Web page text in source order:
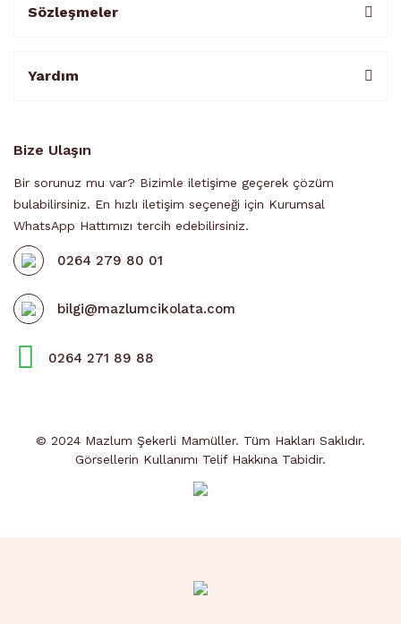
Sözleşmeler
Yardım
Bize Ulaşın
Bir sorunuz mu var? Bizimle iletişime geçerek çözüm
bulabilirsiniz. En hızlı iletişim seçeneği için Kurumsal
WhatsApp Hattımızı tercih edebilirsiniz.
0264 279 80 01
bilgi@mazlumcikolata.com
0264 271 89 88
© 2024 Mazlum Şekerli Mamüller. Tüm Hakları Saklıdır.
Görsellerin Kullanımı Telif Hakkına Tabidir.